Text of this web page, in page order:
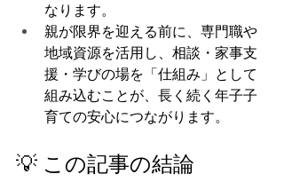
なります。
親が限界を迎える前に、専門職や
地域資源を活用し、相談・家事支
援・学びの場を「仕組み」として
組み込むことが、長く続く年子子
育ての安心につながります。
💡 この記事の結論